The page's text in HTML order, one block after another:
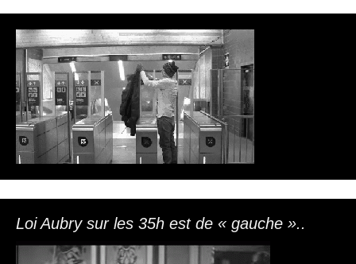
Loi Aubry sur les 35h est de « gauche »..